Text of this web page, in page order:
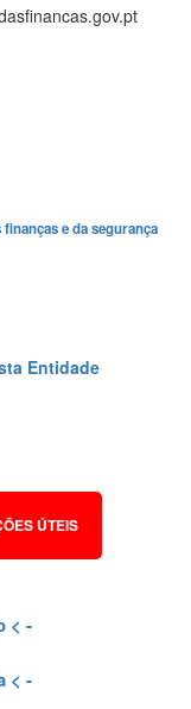
e da segurança
Entidade
ÚTEIS
< -
< -